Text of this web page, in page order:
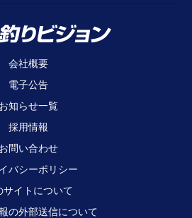
会社概要
電子公告
お知らせ一覧
採用情報
お問い合わせ
バシーポリシー
サイトについて
の外部送信について